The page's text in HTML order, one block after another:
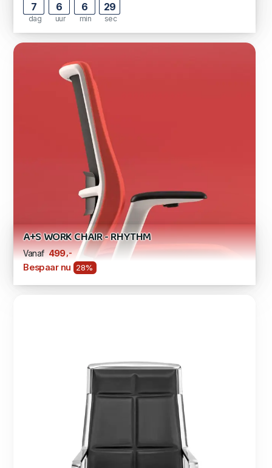
7
dag
6
uur
6
min
27
sec
A+S WORK CHAIR - RHYTHM
Vanaf 499,-
Bespaar nu 28%